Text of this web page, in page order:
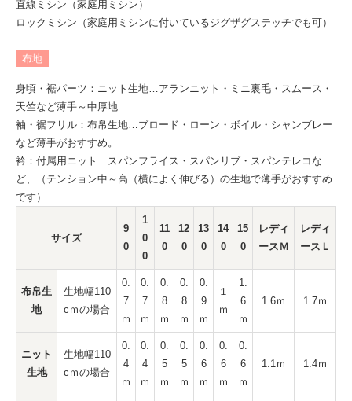
直線ミシン（家庭用ミシン）
ロックミシン（家庭用ミシンに付いているジグザグステッチでも可）
布地
身頃・裾パーツ：ニット生地…アランニット・ミニ裏毛・スムース・
天竺など薄手～中厚地
袖・裾フリル：布帛生地…ブロード・ローン・ボイル・シャンブレー
など薄手がおすすめ。
衿：付属用ニット…スパンフライス・スパンリブ・スパンテレコな
ど、（テンション中～高（横によく伸びる）の生地で薄手がおすすめ
です）
サイズ
9
0
1
0
0
11
0
12
0
13
0
14
0
15
0
レディ
ースＭ
レディ
ースＬ
布帛生
地
生地幅110
cｍの場合
0.
7
ｍ
0.
7
ｍ
0.
8
ｍ
0.
8
ｍ
0.
9
ｍ
１
ｍ
1.
6
ｍ
1.6ｍ 1.7ｍ
ニット
生地
生地幅110
cｍの場合
0.
4
ｍ
0.
4
ｍ
0.
5
ｍ
0.
5
ｍ
0.
6
ｍ
0.
6
ｍ
0.
6
ｍ
1.1ｍ 1.4ｍ